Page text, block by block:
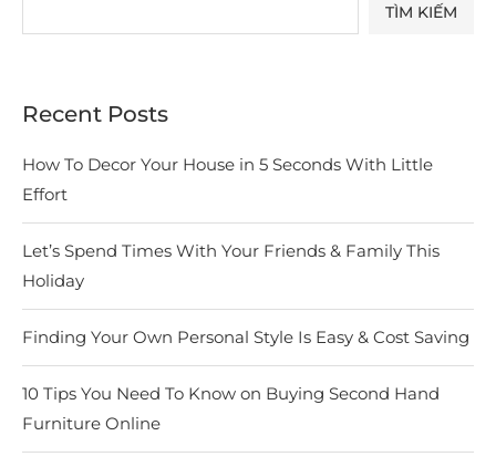
TÌM KIẾM
Recent Posts
How To Decor Your House in 5 Seconds With Little
Effort
Let’s Spend Times With Your Friends & Family This
Holiday
Finding Your Own Personal Style Is Easy & Cost Saving
10 Tips You Need To Know on Buying Second Hand
Furniture Online